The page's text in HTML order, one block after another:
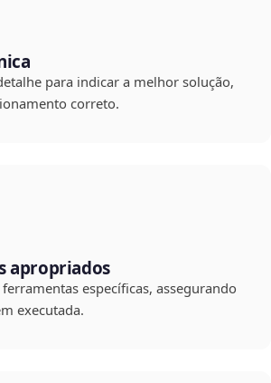
para indicar a melhor solução,
correto.
apropriados
específicas, assegurando
executada.